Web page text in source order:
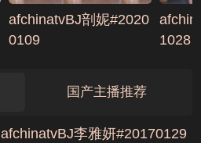
afchinatvBJ剖妮#2020
0109
1028
国产主播推荐
afchinatvBJ李雅妍#20170129